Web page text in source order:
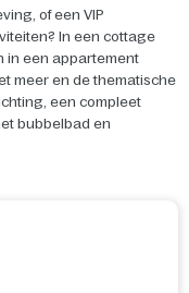
of een VIP
In een cottage
in een appartement
meer en de thematische
een compleet
bubbelbad en